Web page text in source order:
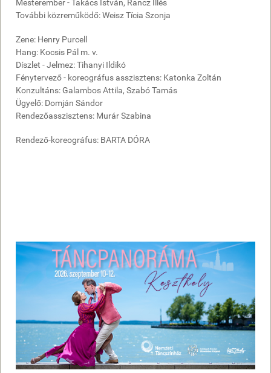
Mesterember - Takács István, Rancz Illés
További közreműködő: Weisz Tícia Szonja
Zene: Henry Purcell
Hang: Kocsis Pál m. v.
Díszlet - Jelmez: Tihanyi Ildikó
Fénytervező - koreográfus asszisztens: Katonka Zoltán
Konzultáns: Galambos Attila, Szabó Tamás
Ügyelő: Domján Sándor
Rendezőasszisztens: Murár Szabina
Rendező-koreográfus: BARTA DÓRA